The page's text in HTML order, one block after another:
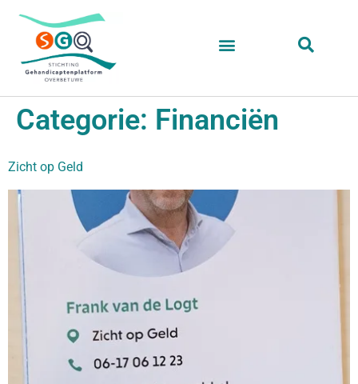
Categorie: Financiën
Zicht op Geld